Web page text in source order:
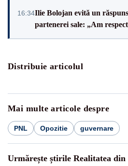
16:34Ilie Bolojan evită un
partenerei sale: „Am
Distribuie articolul
Mai multe articole despre
PNL Opozitie guvernare
Urmărește știrile Realitatea din